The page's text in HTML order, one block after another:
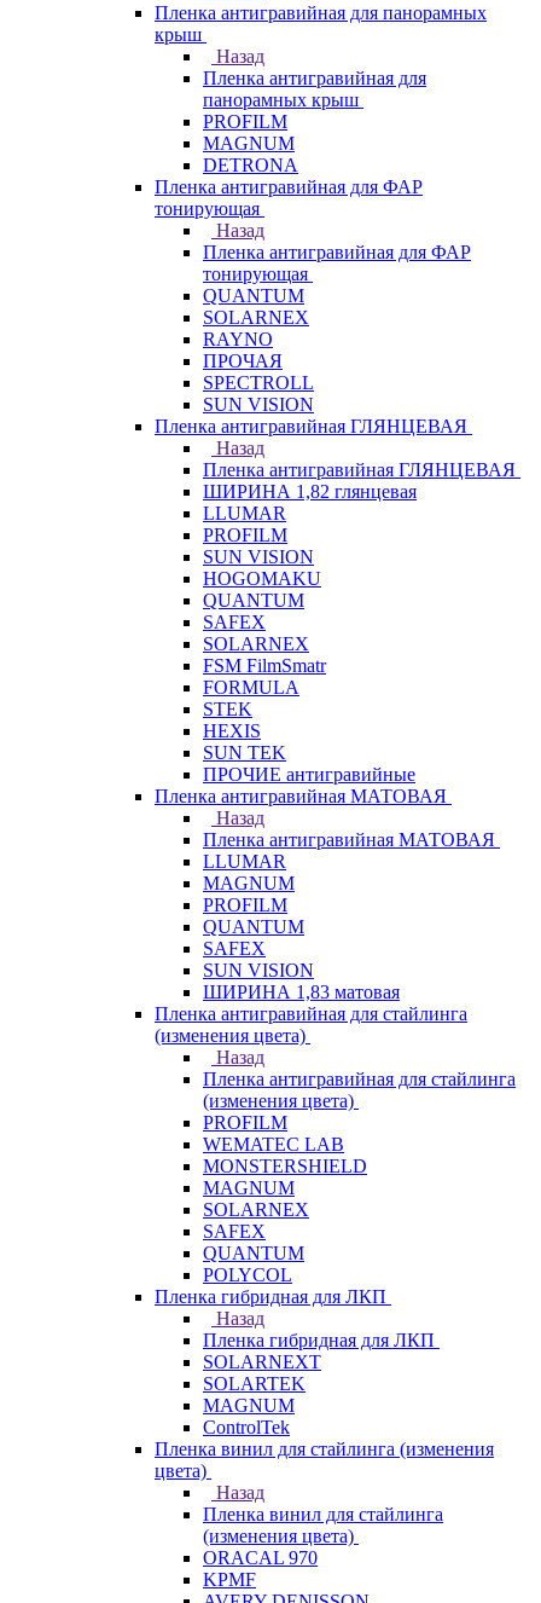
Пленка антигравийная для панорамных
крыш
Назад
Пленка антигравийная для
панорамных крыш
PROFILM
MAGNUM
DETRONA
Пленка антигравийная для ФАР
тонирующая
Назад
Пленка антигравийная для ФАР
тонирующая
QUANTUM
SOLARNEX
RAYNO
ПРОЧАЯ
SPECTROLL
SUN VISION
Пленка антигравийная ГЛЯНЦЕВАЯ
Назад
Пленка антигравийная ГЛЯНЦЕВАЯ
ШИРИНА 1,82 глянцевая
LLUMAR
PROFILM
SUN VISION
HOGOMAKU
QUANTUM
SAFEX
SOLARNEX
FSM FilmSmatr
FORMULA
STEK
HEXIS
SUN TEK
ПРОЧИЕ антигравийные
Пленка антигравийная МАТОВАЯ
Назад
Пленка антигравийная МАТОВАЯ
LLUMAR
MAGNUM
PROFILM
QUANTUM
SAFEX
SUN VISION
ШИРИНА 1,83 матовая
Пленка антигравийная для стайлинга
(изменения цвета)
Назад
Пленка антигравийная для стайлинга
(изменения цвета)
PROFILM
WEMATEC LAB
MONSTERSHIELD
MAGNUM
SOLARNEX
SAFEX
QUANTUM
POLYCOL
Пленка гибридная для ЛКП
Назад
Пленка гибридная для ЛКП
SOLARNEXT
SOLARTEK
MAGNUM
ControlTek
Пленка винил для стайлинга (изменения
цвета)
Назад
Пленка винил для стайлинга
(изменения цвета)
ORACAL 970
KPMF